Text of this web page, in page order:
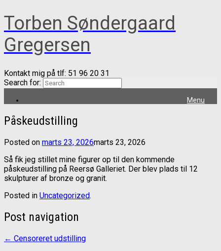
Torben Søndergaard
Gregersen
Kontakt mig på tlf: 51 96 20 31
Search for:
Menu
Påskeudstilling
Posted on marts 23, 2026marts 23, 2026
Så fik jeg stillet mine figurer op til den kommende
påskeudstilling på Reersø Galleriet. Der blev plads til 12
skulpturer af bronze og granit.
Posted in Uncategorized.
Post navigation
← Censoreret udstilling